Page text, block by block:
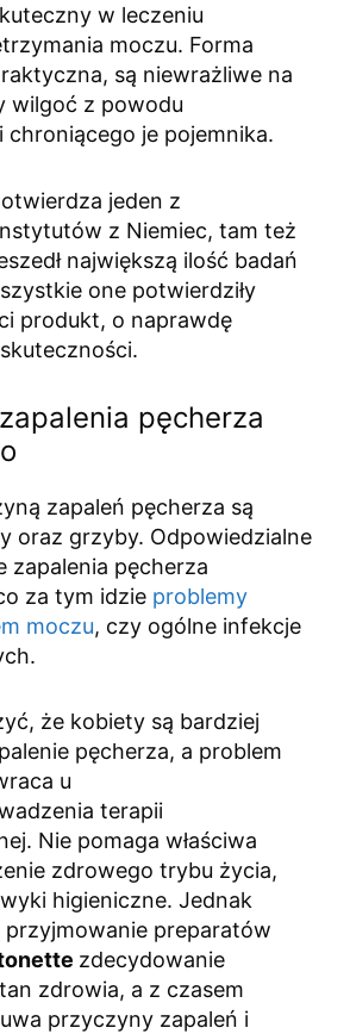
w leczeniu
moczu. Forma
są niewrażliwe na
wilgoć z powodu
je pojemnika.
jeden z
z Niemiec, tam też
największą ilość badań
one potwierdziły
produkt, o naprawdę
pęcherza
zapaleń pęcherza są
oraz grzyby. Odpowiedzialne
zapalenia pęcherza
za tym idzie problemy
moczu, czy ogólne infekcje
że kobiety są bardziej
pęcherza, a problem
u
terapii
Nie pomaga właściwa
zdrowego trybu życia,
higieniczne. Jednak
przyjmowanie preparatów
zdecydowanie
zdrowia, a z czasem
przyczyny zapaleń i